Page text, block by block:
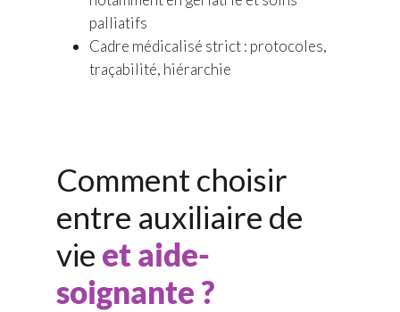
palliatifs
Cadre médicalisé strict : protocoles,
traçabilité, hiérarchie
Comment choisir
entre auxiliaire de
vie et aide-
soignante ?